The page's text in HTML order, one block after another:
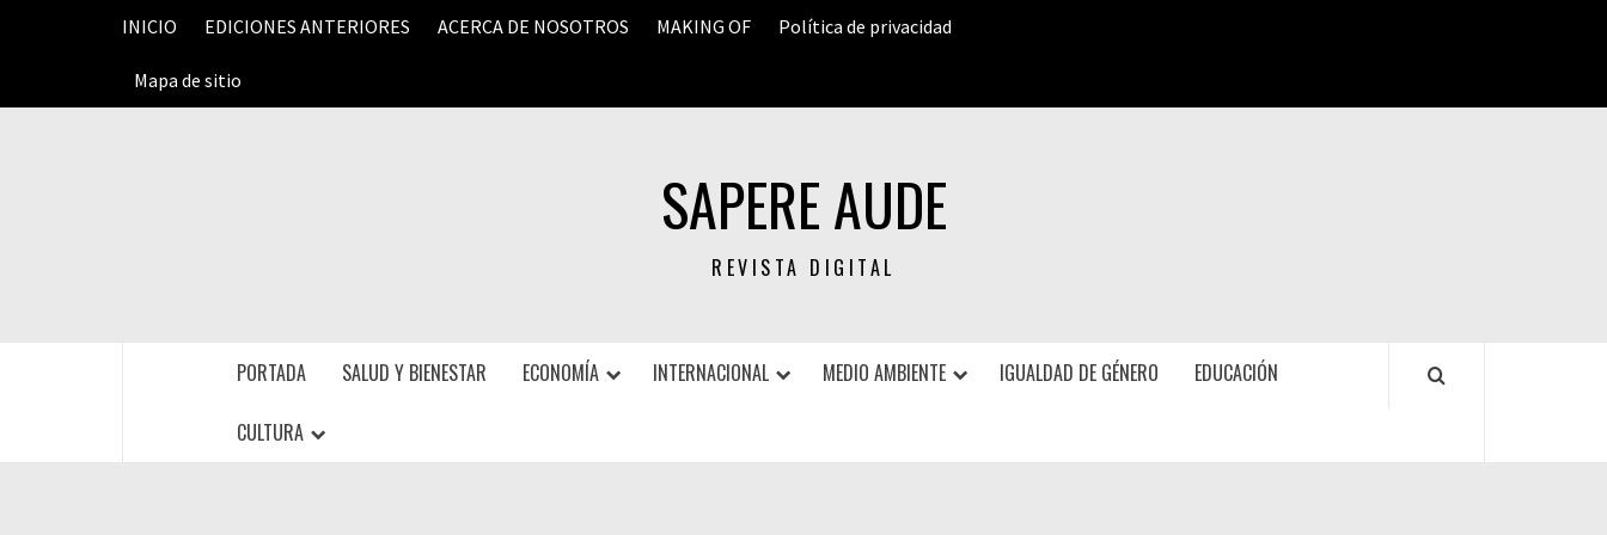
INICIO EDICIONES ANTERIORES ACERCA DE NOSOTROS MAKING OF Política de privacidad
Mapa de sitio
SAPERE AUDE
REVISTA DIGITAL
PORTADA SALUD Y BIENESTAR ECONOMÍA INTERNACIONAL MEDIO AMBIENTE IGUALDAD DE GÉNERO EDUCACIÓN
CULTURA